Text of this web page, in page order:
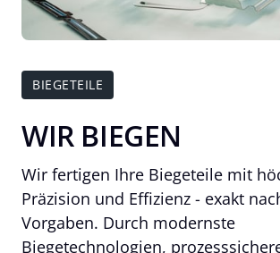
BIEGETEILE
WIR BIEGEN
Wir fertigen Ihre Biegeteile mit
Präzision und Effizienz - exakt
Vorgaben. Durch modernste
Biegetechnologien,